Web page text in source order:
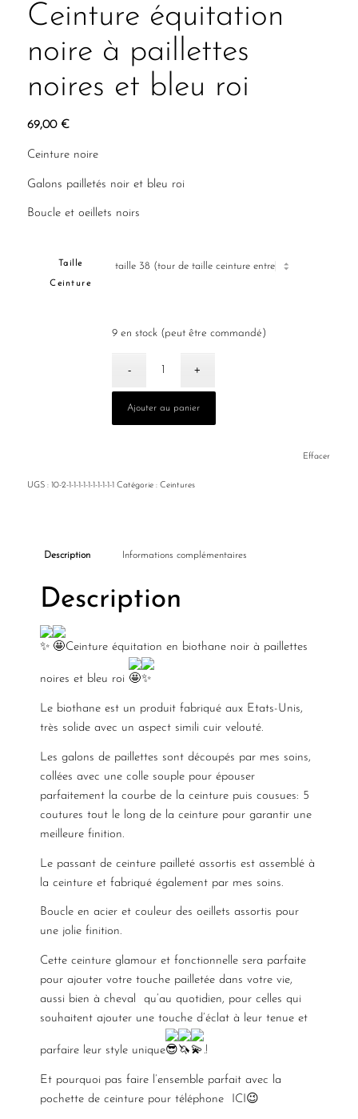
Ceinture équitation
noire à paillettes
noires et bleu roi
69,00 €
Ceinture noire
Galons pailletés noir et bleu roi
Boucle et oeillets noirs
Taille
Ceinture
Effacer
9 en stock (peut être commandé)
Ajouter au panier
UGS : 10-2-1-1-1-1-1-1-1-1-1-1 Catégorie : Ceintures
Description Informations complémentaires
Description
Ceinture équitation en biothane noir à paillettes
noires et bleu roi
Le biothane est un produit fabriqué aux Etats-Unis,
très solide avec un aspect simili cuir velouté.
Les galons de paillettes sont découpés par mes soins,
collées avec une colle souple pour épouser
parfaitement la courbe de la ceinture puis cousues: 5
coutures tout le long de la ceinture pour garantir une
meilleure finition.
Le passant de ceinture pailleté assortis est assemblé à
la ceinture et fabriqué également par mes soins.
Boucle en acier et couleur des oeillets assortis pour
une jolie finition.
Cette ceinture glamour et fonctionnelle sera parfaite
pour ajouter votre touche pailletée dans votre vie,
aussi bien à cheval qu’au quotidien, pour celles qui
souhaitent ajouter une touche d’éclat à leur tenue et
parfaire leur style unique .!
Et pourquoi pas faire l’ensemble parfait avec la
pochette de ceinture pour téléphone
ICI😉